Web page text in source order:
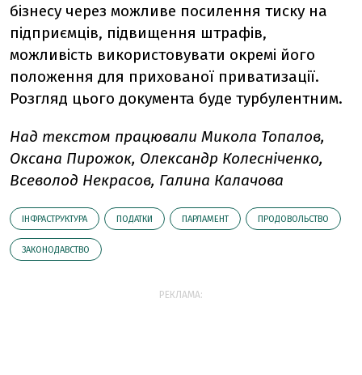
бізнесу через можливе посилення тиску на
підприємців, підвищення штрафів,
можливість використовувати окремі його
положення для прихованої приватизації.
Розгляд цього документа буде турбулентним.
Над текстом працювали Микола Топалов,
Оксана Пирожок, Олександр Колесніченко,
Всеволод Некрасов, Галина Калачова
ІНФРАСТРУКТУРА ПОДАТКИ ПАРЛАМЕНТ ПРОДОВОЛЬСТВО
ЗАКОНОДАВСТВО
РЕКЛАМА: